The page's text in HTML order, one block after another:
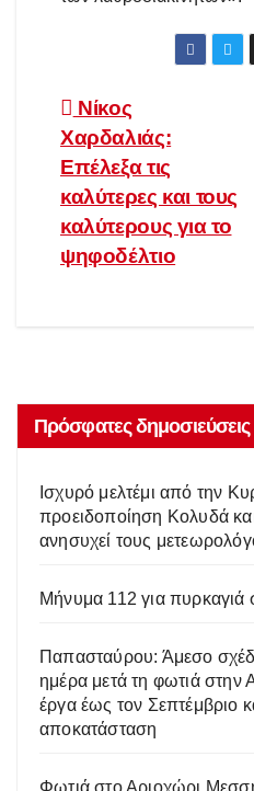
Πλοήγηση
άρθρων
Νίκος
Χαρδαλιάς:
Επέλεξα τις
καλύτερες και τους
καλύτερους για το
ψηφοδέλτιο
Πρόσφατες δημοσιεύσεις
Ισχυρό μελτέμι από την
προειδοποίηση Κολυδά
ανησυχεί τους
Μήνυμα 112 για πυρκαγιά
Παπασταύρου: Άμεσο
ημέρα μετά τη φωτιά στην
έργα έως τον Σεπτέμβριο
αποκατάσταση